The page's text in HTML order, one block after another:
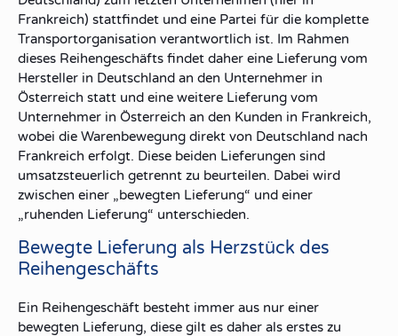
Frankreich) stattfindet und eine Partei für die komplette
Transportorganisation verantwortlich ist. Im Rahmen
dieses Reihengeschäfts findet daher eine Lieferung vom
Hersteller in Deutschland an den Unternehmer in
Österreich statt und eine weitere Lieferung vom
Unternehmer in Österreich an den Kunden in Frankreich,
wobei die Warenbewegung direkt von Deutschland nach
Frankreich erfolgt. Diese beiden Lieferungen sind
umsatzsteuerlich getrennt zu beurteilen. Dabei wird
zwischen einer „bewegten Lieferung“ und einer
„ruhenden Lieferung“ unterschieden.
Bewegte Lieferung als Herzstück des
Reihengeschäfts
Ein Reihengeschäft besteht immer aus nur einer
bewegten Lieferung, diese gilt es daher als erstes zu